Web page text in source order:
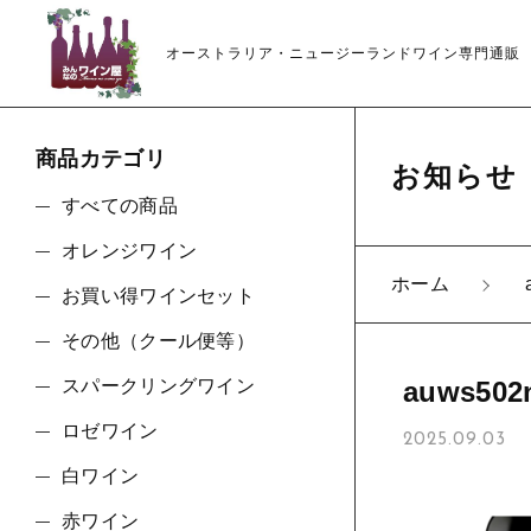
オーストラリア・ニュージーランドワイン専門通
お知らせ
ホーム
2025.09.03
商品カテゴリ
すべての商品
オレンジワイン
お買い得ワインセット
その他（クール便等）
スパークリングワイン
ロゼワイン
白ワイン
赤ワイン ～